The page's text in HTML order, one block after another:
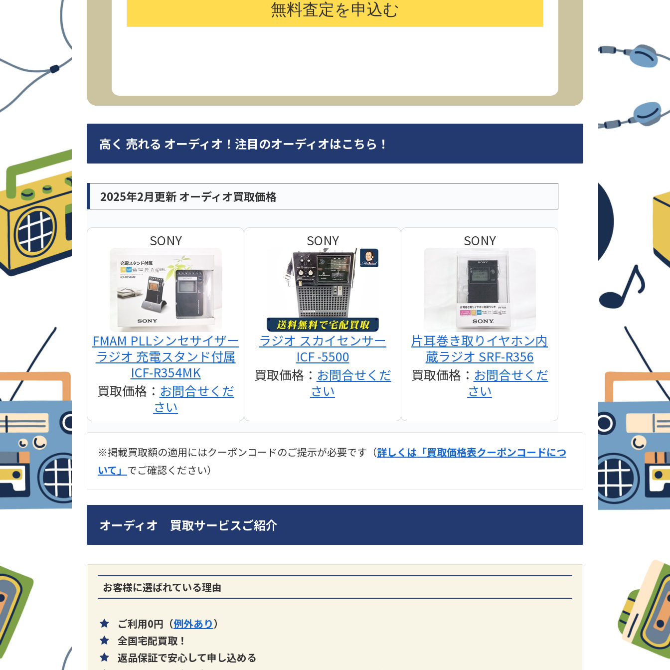
高く 売れる オーディオ！注目のオーディオはこちら！
2025年2月更新 オーディオ買取価格
SONY
FMAM PLLシンセサイザー
ラジオ 充電スタンド付属
ICF-R354MK
買取価格： お問合せくだ
さい
SONY
ラジオ スカイセンサー
ICF -5500
買取価格： お問合せくだ
さい
SONY
片耳巻き取りイヤホン内
蔵ラジオ SRF-R356
買取価格： お問合せくだ
さい
2024年12月更新 オーディオ買取価格
LUXKIT
A3300 真空管プリアンプ
買取価格：お問合せくだ
さい
SONY
DA7000ES アンプ
買取価格：お問合せくだ
さい
DENON
PMA-1500AE プリメイン
アンプ
買取価格：お問合せくだ
※掲載買取額の適用にはクーポンコードのご提示が必要です（詳しくは「買取価格表クーポンコードにつ
いて」 でご確認ください）
オーディオ 買取サービスご紹介
お客様に選ばれている理由
ご利用0円（例外あり）
全国宅配買取！
返品保証で安心して申し込める